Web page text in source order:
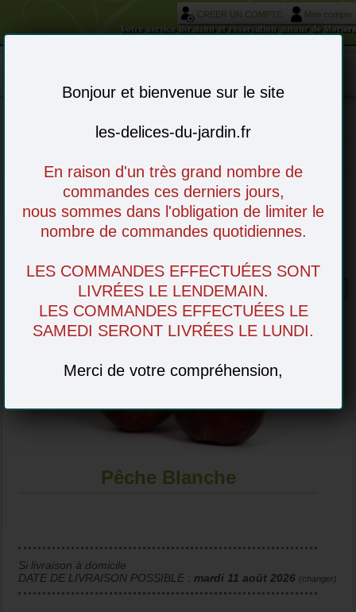
Bonjour et bienvenue sur le site
les-delices-du-jardin.fr
En raison d'un très grand nombre de
commandes ces derniers jours,
nous sommes dans l'obligation de limiter le
nombre de commandes quotidiennes.
LES COMMANDES EFFECTUÉES SONT
LIVRÉES LE LENDEMAIN.
LES COMMANDES EFFECTUÉES LE
SAMEDI SERONT LIVRÉES LE LUNDI.
Merci de votre compréhension,
CREER UN COMPTE
Mon compte
Votre service livraison et réservation autour de
retirer en magasin ou livré chez vous
Pêche Blanche
Pêche Blanche
Si livraison à domicile
DATE DE LIVRAISON POSSIBLE : mardi 11 août 2026 (changer)